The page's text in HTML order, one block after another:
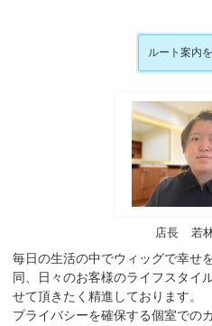
ルート案内
店長 若
毎日の生活の中でウィッグで幸せ
同、日々のお客様のライフスタイ
せて頂きたく精進しております。
プライバシーを確保する個室での